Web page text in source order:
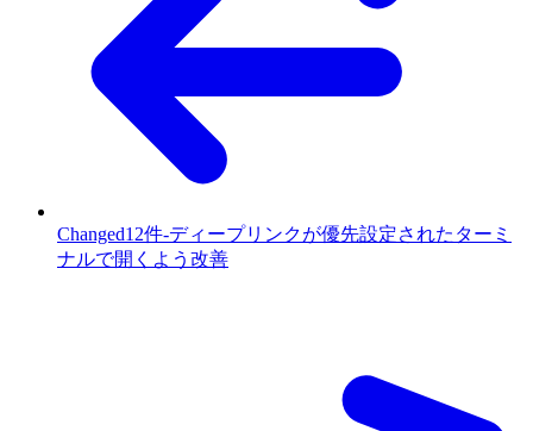
Changed12件-ディープリンクが優先設定されたターミ
ナルで開くよう改善